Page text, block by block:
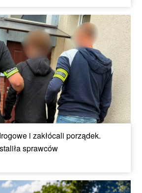
i zakłócali porządek.
sprawców